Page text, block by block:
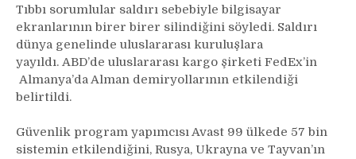
Tıbbı sorumlular saldırı sebebiyle bilgisayar
ekranlarının birer birer silindiğini söyledi. Saldırı
dünya genelinde uluslararası kuruluşlara
yayıldı. ABD’de uluslararası kargo şirketi FedEx’in
Almanya’da Alman demiryollarının etkilendiği
belirtildi.
Güvenlik program yapımcısı Avast 99 ülkede 57 bin
sistemin etkilendiğini, Rusya, Ukrayna ve Tayvan’ın